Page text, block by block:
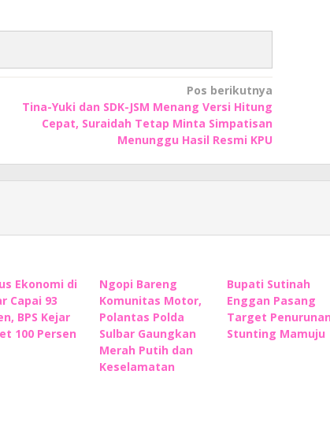
Pos berikutnya
Tina-Yuki dan SDK-JSM Menang Versi Hitung
Cepat, Suraidah Tetap Minta Simpatisan
Menunggu Hasil Resmi KPU
Ekonomi di
Capai 93
BPS Kejar
100 Persen
Ngopi Bareng
Komunitas Motor,
Polantas Polda
Sulbar Gaungkan
Merah Putih dan
Keselamatan
Bupati Sutinah
Enggan Pasang
Target
Stunting Mamuju